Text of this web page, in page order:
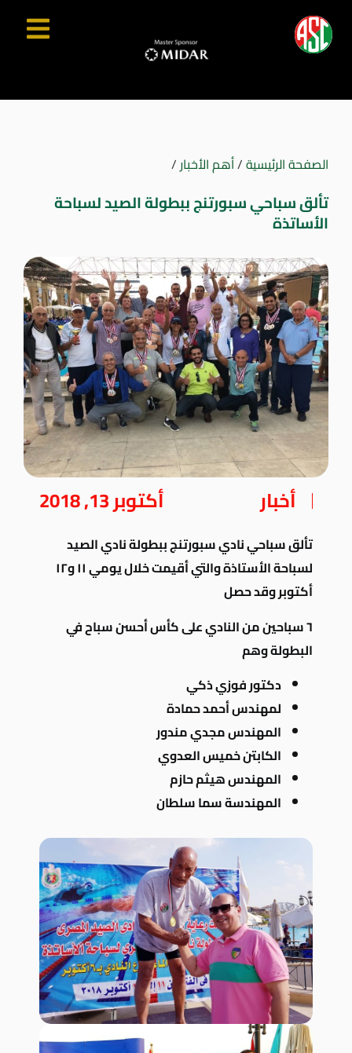
الصفحة الرئيسية/أهم الأخبار/
تألق سباحي سبورتنج ببطولة الصيد لسباحة
الأساتذة
أخبار أكتوبر 13, 2018
تألق سباحي نادي سبورتنج ببطولة نادي الصيد
لسباحة الأستاذة والتي أقيمت خلال يومي ١١ و١٢
أكتوبر وقد حصل
٦ سباحين من النادي على كأس أحسن سباح في
البطولة وهم
دكتور فوزي ذكي
لمهندس أحمد حمادة
المهندس مجدي مندور
الكابتن خميس العدوي
المهندس هيثم حازم
المهندسة سما سلطان